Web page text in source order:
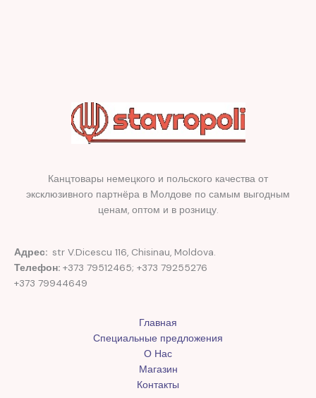
Канцтовары немецкого и польского качества от
эксклюзивного партнёра в Молдове по самым выгодным
ценам, оптом и в розницу.
Адрес: str V.Dicescu 116, Chisinau, Moldova.
Телефон: +373 79512465; +373 79255276
+373 79944649
Главная
Специальные предложения
О Нас
Магазин
Контакты